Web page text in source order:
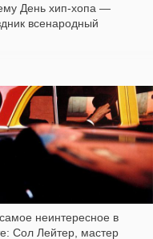
День хип-хопа —
всенародный
неинтересное в
Сол Лейтер, мастер
6 631